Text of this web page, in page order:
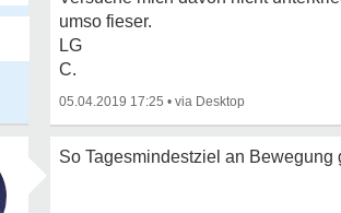
umso fieser.
LG
C.
05.04.2019 17:25 •
So Tagesmindestziel an Bewegung